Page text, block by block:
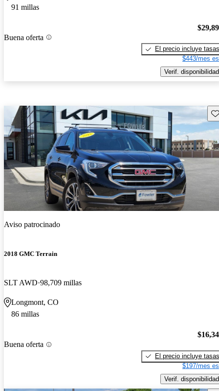
91 millas
Buena oferta
El precio incluye tasas
$443/mes
Verif. disponibilidad
Aviso patrocinado
2018 GMC Terrain
SLT AWD 98,709 millas
Longmont, CO
86 millas
Buena oferta
El precio incluye tasas
$197/mes
Verif. disponibilidad